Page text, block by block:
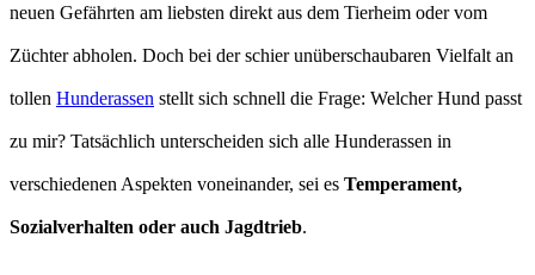
neuen Gefährten am liebsten direkt aus dem Tierheim oder vom
Züchter abholen. Doch bei der schier unüberschaubaren Vielfalt an
tollen Hunderassen stellt sich schnell die Frage: Welcher Hund passt
zu mir? Tatsächlich unterscheiden sich alle Hunderassen in
verschiedenen Aspekten voneinander, sei es Temperament,
Sozialverhalten oder auch Jagdtrieb.